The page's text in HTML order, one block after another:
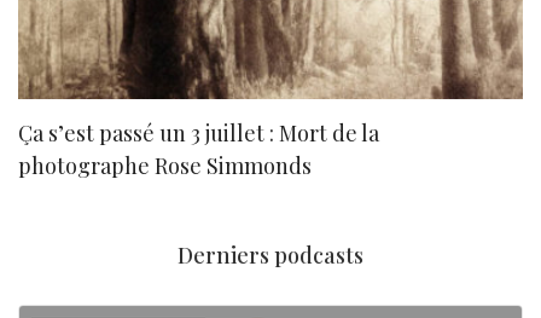
Ça s’est passé un 3 juillet : Mort de la
photographe Rose Simmonds
Derniers podcasts